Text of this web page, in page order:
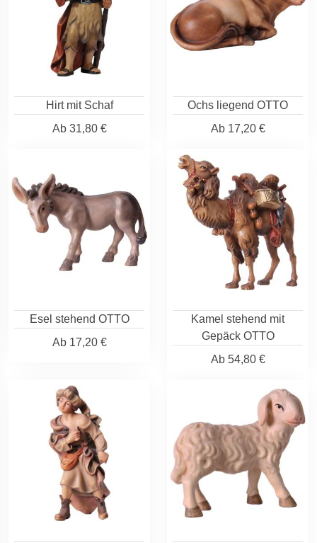
Hirt mit Schaf
Ab31,80 €
Ochs liegend OTTO
Ab17,20 €
Esel stehend OTTO
Ab17,20 €
Kamel stehend mit
Gepäck OTTO
Ab54,80 €